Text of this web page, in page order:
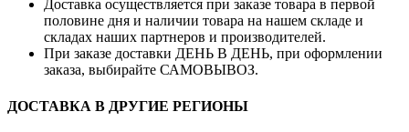
Доставка осуществляется при заказе товара в первой
половине дня и наличии товара на нашем складе и
складах наших партнеров и производителей.
При заказе доставки ДЕНЬ В ДЕНЬ, при оформлении
заказа, выбирайте САМОВЫВОЗ.
ДОСТАВКА В ДРУГИЕ РЕГИОНЫ